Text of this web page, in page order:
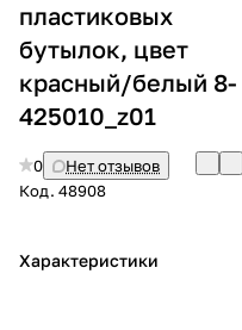
пластиковых
бутылок, цвет
красный/белый 8-
425010_z01
0
Нет отзывов
Код. 48908
Характеристики
Добавляйте
% картой